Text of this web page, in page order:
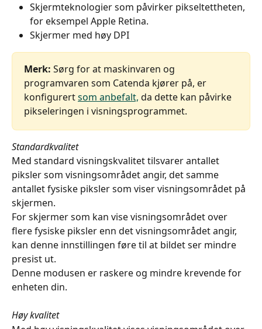
Skjermteknologier som påvirker pikseltettheten,
for eksempel Apple Retina.
Skjermer med høy DPI
Merk: Sørg for at maskinvaren og
programvaren som Catenda kjører på, er
konfigurert som anbefalt, da dette kan påvirke
pikseleringen i visningsprogrammet.
Standardkvalitet
Med standard visningskvalitet tilsvarer antallet
piksler som visningsområdet angir, det samme
antallet fysiske piksler som viser visningsområdet på
skjermen.
For skjermer som kan vise visningsområdet over
flere fysiske piksler enn det visningsområdet angir,
kan denne innstillingen føre til at bildet ser mindre
presist ut.
Denne modusen er raskere og mindre krevende for
enheten din.
Høy kvalitet